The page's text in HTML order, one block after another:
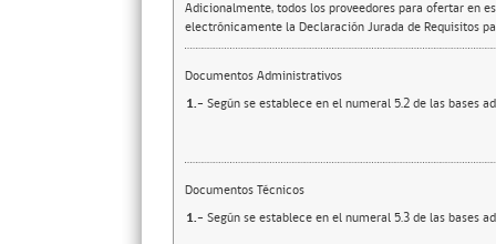
Adicionalmente, todos los proveedores para ofertar en
electrónicamente la Declaración Jurada de Requisitos
Documentos Administrativos
1.- Según se establece en el numeral 5.2 de las bases
Documentos Técnicos
1.- Según se establece en el numeral 5.3 de las bases